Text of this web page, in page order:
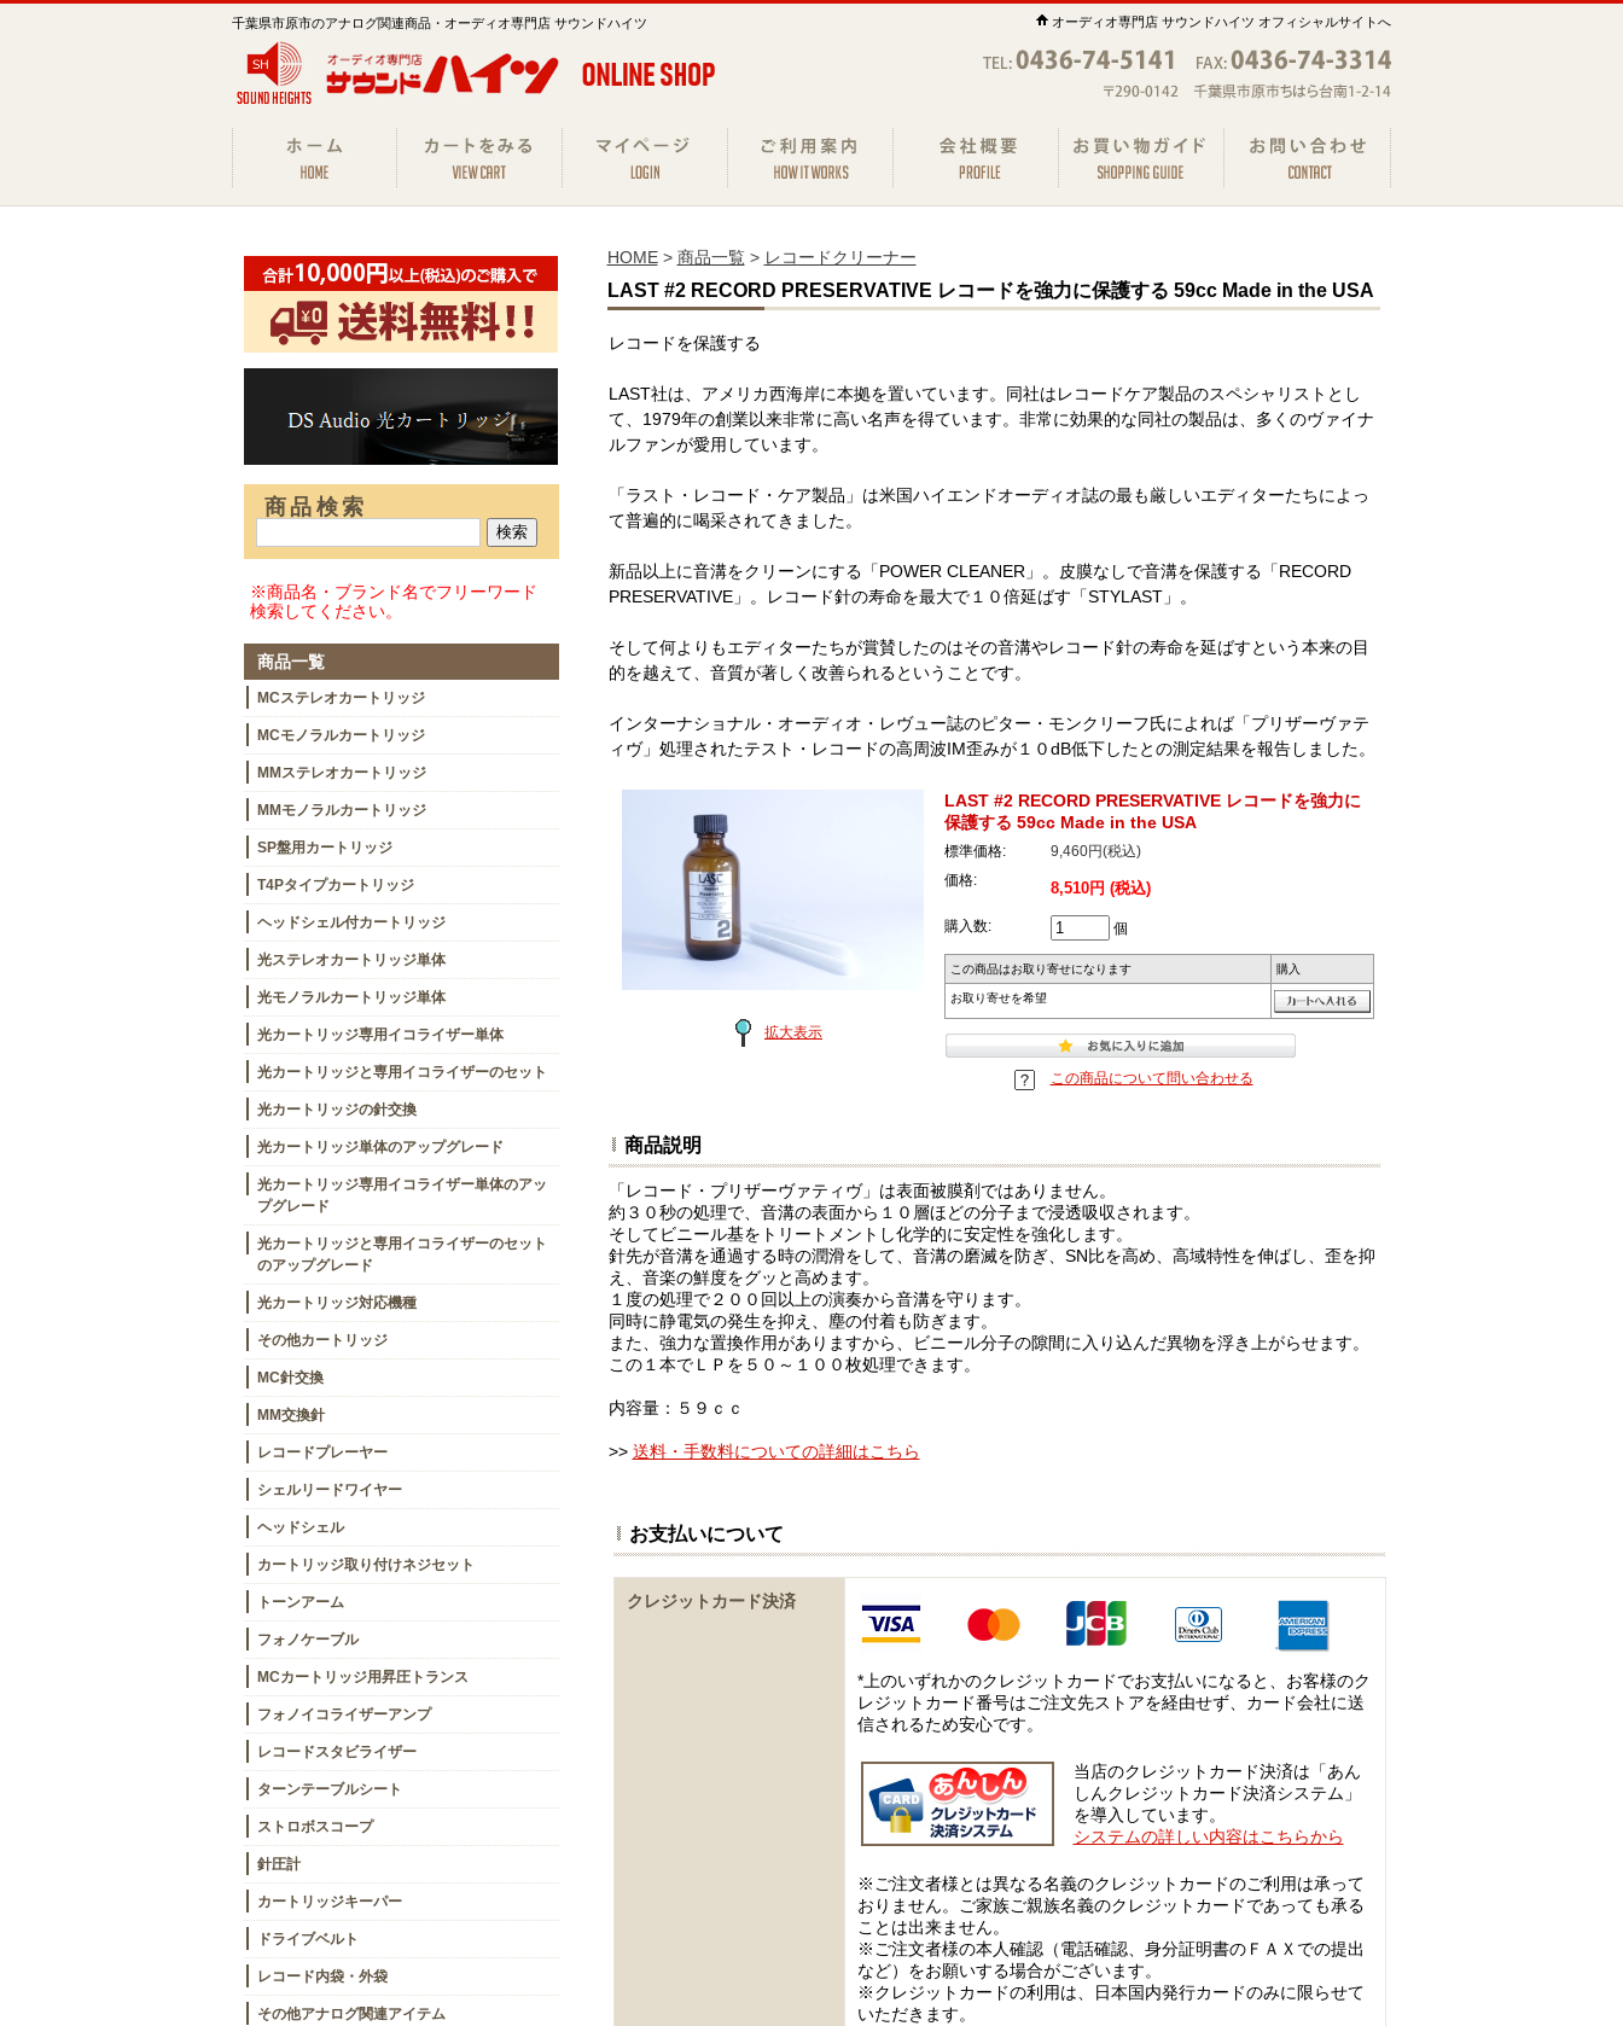
千葉県市原市のアナログ関連商品・オーディオ専門店 サウンドハイツ オーディオ専門店 サウンドハイツ オフィシャルサイトへ
商品検索
※商品名・ブランド名でフリーワード
検索してください。
商品一覧
MCステレオカートリッジ
MCモノラルカートリッジ
MMステレオカートリッジ
MMモノラルカートリッジ
SP盤用カートリッジ
T4Pタイプカートリッジ
ヘッドシェル付カートリッジ
光ステレオカートリッジ単体
光モノラルカートリッジ単体
光カートリッジ専用イコライザー単体
光カートリッジと専用イコライザーのセット
光カートリッジの針交換
光カートリッジ単体のアップグレード
光カートリッジ専用イコライザー単体のアッ
プグレード
光カートリッジと専用イコライザーのセット
のアップグレード
光カートリッジ対応機種
その他カートリッジ
MC針交換
MM交換針
レコードプレーヤー
シェルリードワイヤー
ヘッドシェル
カートリッジ取り付けネジセット
トーンアーム
フォノケーブル
MCカートリッジ用昇圧トランス
フォノイコライザーアンプ
レコードスタビライザー
ターンテーブルシート
ストロボスコープ
針圧計
カートリッジキーパー
ドライブベルト
レコード内袋・外袋
その他アナログ関連アイテム
HOME> 商品一覧> レコードクリーナー
LAST #2 RECORD PRESERVATIVE レコードを強力に保護する 59cc Made in the USA
レコードを保護する
LAST社は、アメリカ西海岸に本拠を置いています。同社はレコードケア製品のスペシャリストとし
て、1979年の創業以来非常に高い名声を得ています。非常に効果的な同社の製品は、多くのヴァイナ
ルファンが愛用しています。
「ラスト・レコード・ケア製品」は米国ハイエンドオーディオ誌の最も厳しいエディターたちによっ
て普遍的に喝采されてきました。
新品以上に音溝をクリーンにする「POWER CLEANER」。皮膜なしで音溝を保護する「RECORD
PRESERVATIVE」。レコード針の寿命を最大で１０倍延ばす「STYLAST」。
そして何よりもエディターたちが賞賛したのはその音溝やレコード針の寿命を延ばすという本来の目
的を越えて、音質が著しく改善られるということです。
インターナショナル・オーディオ・レヴュー誌のピター・モンクリーフ氏によれば「プリザーヴァテ
ィヴ」処理されたテスト・レコードの高周波IM歪みが１０dB低下したとの測定結果を報告しました。
拡大表示
LAST #2 RECORD PRESERVATIVE レコードを強力に
保護する 59cc Made in the USA
標準価格:
9,460円(税込)
価格:
8,510円 (税込)
購入数: 個
この商品はお取り寄せになります 購入
お取り寄せを希望
この商品について問い合わせる
商品説明
「レコード・プリザーヴァティヴ」は表面被膜剤ではありません。
約３０秒の処理で、音溝の表面から１０層ほどの分子まで浸透吸収されます。
そしてビニール基をトリートメントし化学的に安定性を強化します。
針先が音溝を通過する時の潤滑をして、音溝の磨滅を防ぎ、SN比を高め、高域特性を伸ばし、歪を抑
え、音楽の鮮度をグッと高めます。
１度の処理で２００回以上の演奏から音溝を守ります。
同時に静電気の発生を抑え、塵の付着も防ぎます。
また、強力な置換作用がありますから、ビニール分子の隙間に入り込んだ異物を浮き上がらせます。
この１本でＬＰを５０～１００枚処理できます。
内容量：５９ｃｃ
>> 送料・手数料についての詳細はこちら
お支払いについて
クレジットカード決済
*上のいずれかのクレジットカードでお支払いになると、お客様のク
レジットカード番号はご注文先ストアを経由せず、カード会社に送
信されるため安心です。
当店のクレジットカード決済は「あん
しんクレジットカード決済システム」
を導入しています。
システムの詳しい内容はこちらから
※ご注文者様とは異なる名義のクレジットカードのご利用は承って
おりません。ご家族ご親族名義のクレジットカードであっても承る
ことは出来ません。
※ご注文者様の本人確認（電話確認、身分証明書のＦＡＸでの提出
など）をお願いする場合がございます。
※クレジットカードの利用は、日本国内発行カードのみに限らせて
いただきます。